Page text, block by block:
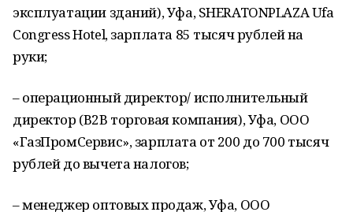
эксплуатации зданий), Уфа, SHERATONPLAZA Ufa
Congress Hotel, зарплата 85 тысяч рублей на
руки;
– операционный директор/ исполнительный
директор (В2В торговая компания), Уфа, ООО
«ГазПромСервис», зарплата от 200 до 700 тысяч
рублей до вычета налогов;
– менеджер оптовых продаж, Уфа, ООО